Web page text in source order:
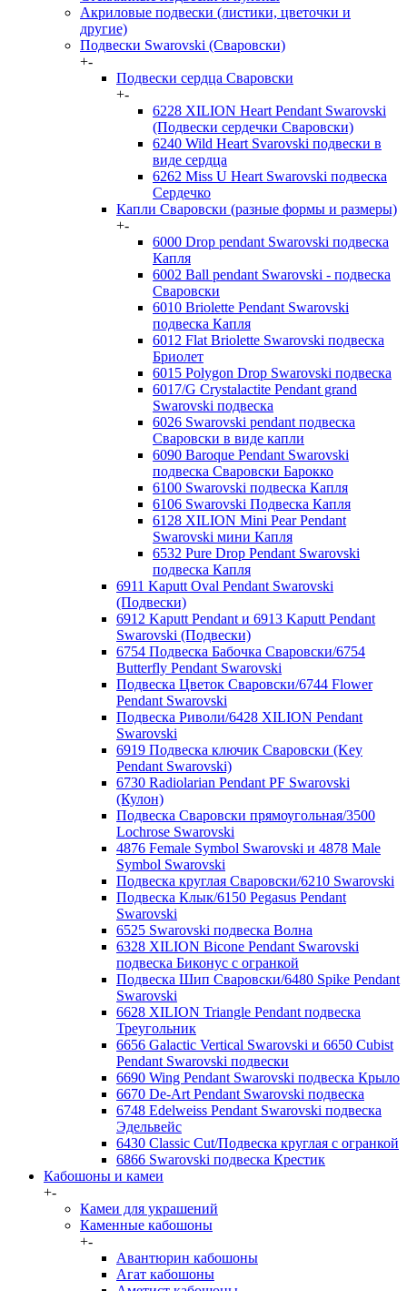
Акриловые подвески (листики, цветочки и
другие)
Подвески Swarovski (Сваровски)
+-
Подвески сердца Сваровски
+-
6228 XILION Heart Pendant Swarovski
(Подвески сердечки Сваровски)
6240 Wild Heart Svarovski подвески в
виде сердца
6262 Miss U Heart Swarovski подвеска
Сердечко
Капли Сваровски (разные формы и размеры)
+-
6000 Drop pendant Swarovski подвеска
Капля
6002 Ball pendant Swarovski - подвеска
Сваровски
6010 Briolette Pendant Swarovski
подвеска Капля
6012 Flat Briolette Swarovski подвеска
Бриолет
6015 Polygon Drop Swarovski подвеска
6017/G Crystalactite Pendant grand
Swarovski подвеска
6026 Swarovski pendant подвеска
Сваровски в виде капли
6090 Baroque Pendant Swarovski
подвеска Сваровски Барокко
6100 Swarovski подвеска Капля
6106 Swarovski Подвеска Капля
6128 XILION Mini Pear Pendant
Swarovski мини Капля
6532 Pure Drop Pendant Swarovski
подвеска Капля
6911 Kaputt Oval Pendant Swarovski
(Подвески)
6912 Kaputt Pendant и 6913 Kaputt Pendant
Swarovski (Подвески)
6754 Подвеска Бабочка Сваровски/6754
Butterfly Pendant Swarovski
Подвеска Цветок Сваровски/6744 Flower
Pendant Swarovski
Подвеска Риволи/6428 XILION Pendant
Swarovski
6919 Подвеска ключик Сваровски (Key
Pendant Swarovski)
6730 Radiolarian Pendant PF Swarovski
(Кулон)
Подвеска Сваровски прямоугольная/3500
Lochrose Swarovski
4876 Female Symbol Swarovski и 4878 Male
Symbol Swarovski
Подвеска круглая Сваровски/6210 Swarovski
Подвеска Клык/6150 Pegasus Pendant
Swarovski
6525 Swarovski подвеска Волна
6328 XILION Bicone Pendant Swarovski
подвеска Биконус c огранкой
Подвеска Шип Сваровски/6480 Spike Pendant
Swarovski
6628 XILION Triangle Pendant подвеска
Треугольник
6656 Galactic Vertical Swarovski и 6650 Cubist
Pendant Swarovski подвески
6690 Wing Pendant Swarovski подвеска Крыло
6670 De-Art Pendant Swarovski подвеска
6748 Edelweiss Pendant Swarovski подвеска
Эдельвейс
6430 Classic Cut/Подвеска круглая с огранкой
6866 Swarovski подвеска Крестик
Кабошоны и камеи
+-
Камеи для украшений
Каменные кабошоны
+-
Авантюрин кабошоны
Агат кабошоны